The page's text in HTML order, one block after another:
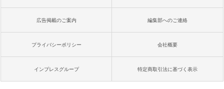
広告掲載のご案内 編集部へのご連絡
プライバシーポリシー 会社概要
インプレスグループ 特定商取引法に基づく表示